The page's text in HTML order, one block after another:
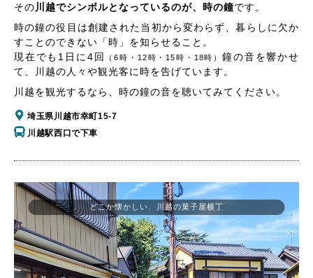
その川越でシンボルとなっているのが、時の鐘です。
時の鐘の役目は創建された当初から変わらず、暮らしに欠か
すことのできない「時」を知らせること。
現在でも1日に4回
（6時・12時・15時・18時）鐘の音を響かせ
て、川越の人々や観光客に時を告げています。
川越を観光するなら、時の鐘の音を聴いてみてください。
埼玉県川越市幸町15-7
川越駅西口で下車
どこか懐かしい、川越の菓子屋横丁